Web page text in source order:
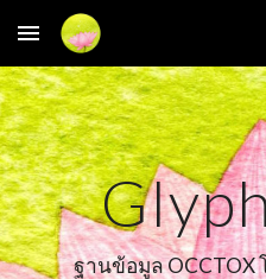
Skip to main content
ฐานข้อมูล